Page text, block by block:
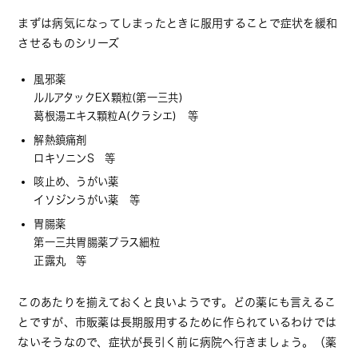
まずは病気になってしまったときに服用することで症状を緩和
させるものシリーズ
風邪薬
ルルアタックEX顆粒(第一三共)
葛根湯エキス顆粒A(クラシエ) 等
解熱鎮痛剤
ロキソニンS 等
咳止め、うがい薬
イソジンうがい薬 等
胃腸薬
第一三共胃腸薬プラス細粒
正露丸 等
このあたりを揃えておくと良いようです。どの薬にも言えるこ
とですが、市販薬は長期服用するために作られているわけでは
ないそうなので、症状が長引く前に病院へ行きましょう。（薬